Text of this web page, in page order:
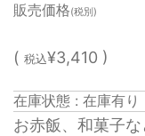
販売価格(税別)
( 税込¥3,410 )
在庫状態 : 在庫有り
お赤飯、和菓子な